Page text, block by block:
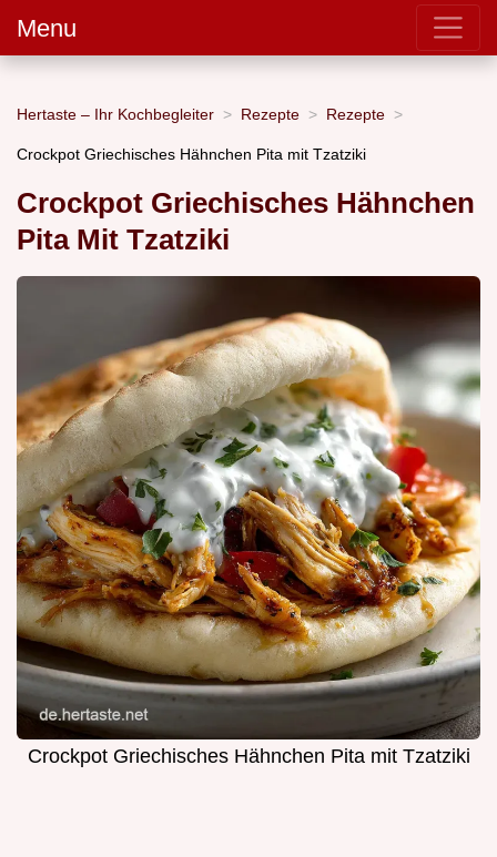
Menu
Hertaste – Ihr Kochbegleiter Rezepte Rezepte
Crockpot Griechisches Hähnchen Pita mit Tzatziki
Crockpot Griechisches Hähnchen
Pita Mit Tzatziki
Crockpot Griechisches Hähnchen Pita mit Tzatziki